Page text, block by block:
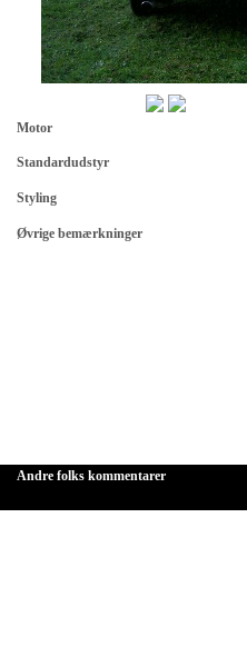
Motor
Standardudstyr
Styling
Øvrige bemærkninger
Andre folks kommentarer